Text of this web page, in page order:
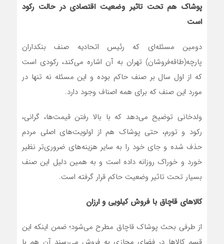
پوشاک هم تحت تاثیر وضعیت اقتصادی در حالت رکود
است
دومین مسئله‌ای که رئیس اتحادیه صنف بنکداران
پارچه(طاقه‌فروشان) تهران به آن اشاره می‌کند، رکودی است
که از اول سال بر صنف حاکم بوده و این مسئله نه تنها در
مورد این صنف که برای همه اصناف وجود دارد.
ولدخانی توضیح می‌دهد که با بالا رفتن قیمت‌ها، گرانی،
رکود و تورم، حتی پوشاک هم از اولویت‌های اصلی مردم
حذف شده و جای خود را به سایر هزینه‌های ضروری‌تر نظیر
خورد و خوراک روزانه داده است و به همین دلیل این صنف
بسیار تحت تاثیر وضعیت حاکم قرار گرفته است.
کالاهای قاچاق با فروش کیلویی و ارزان
از طرفی بحث پوشاک قاچاق مطرح می‌شود؛ ضمن اینکه این